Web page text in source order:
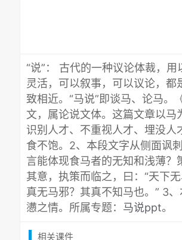
“说”： 古代的一种议论体裁，
灵活，可以叙事，可以议论，
致相近。“马说”即谈马、论马
文，属论说文体。这篇文章以
识别人才、不重视人才、埋没
食不饱。2、本段文字从侧面讽
言能体现食马者的无知和浅薄
其意，执策而临之，曰：“天下
真无马邪？其真不知马也。” 3
懑之情。所属专题： 马说ppt。
相关课件